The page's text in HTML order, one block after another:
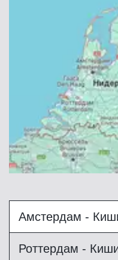
Амстердам -
Роттердам -